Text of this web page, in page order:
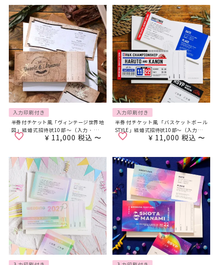
入力印刷付き
半券付チケット風「ヴィンテージ世界地
図」結婚式招待状10部～（入力・印刷
込）
¥ 11,000 税込 〜
入力印刷付き
半券付チケット風「バスケットボール
STYLE」結婚式招待状10部～（入力・印
刷込）
¥ 11,000 税込 〜